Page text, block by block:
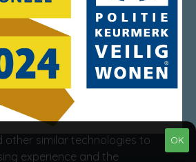
OK
other similar technologies to
experience and the